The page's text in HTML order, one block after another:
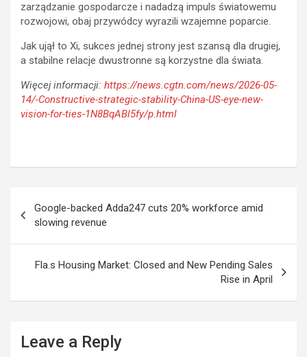
zarządzanie gospodarcze i nadadzą impuls światowemu
rozwojowi, obaj przywódcy wyrazili wzajemne poparcie.
Jak ujął to Xi, sukces jednej strony jest szansą dla drugiej,
a stabilne relacje dwustronne są korzystne dla świata.
Więcej informacji: https://news.cgtn.com/news/2026-05-
14/-Constructive-strategic-stability-China-US-eye-new-
vision-for-ties-1N8BqABl5fy/p.html
navigation
Google-backed Adda247 cuts 20% workforce amid
slowing revenue
Fla.s Housing Market: Closed and New Pending Sales
Rise in April
Leave a Reply